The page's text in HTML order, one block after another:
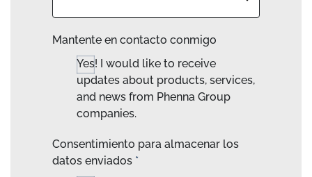
Mantente en contacto conmigo
Yes! I would like to receive
updates about products, services,
and news from Phenna Group
companies.
Consentimiento para almacenar los
datos enviados *